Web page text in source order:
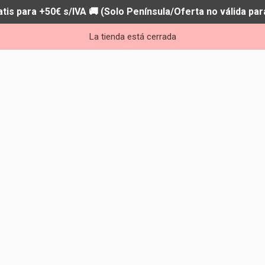
para +50€ s/IVA 🚚 (Solo Península/Oferta no válida
La tienda está cerrada